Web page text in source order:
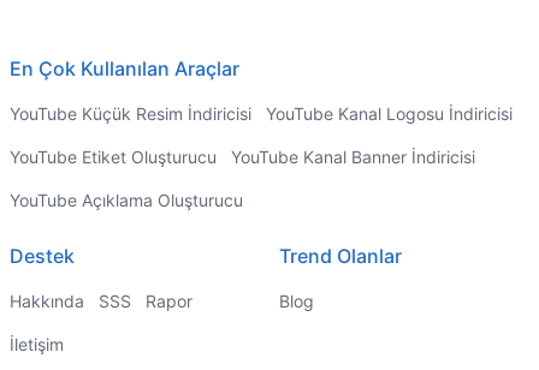
En Çok Kullanılan Araçlar
YouTube Küçük Resim İndiricisi YouTube Kanal Logosu İndiricisi
YouTube Etiket Oluşturucu YouTube Kanal Banner İndiricisi
YouTube Açıklama Oluşturucu
Destek
Hakkında SSS Rapor
İletişim
Trend Olanlar
Blog